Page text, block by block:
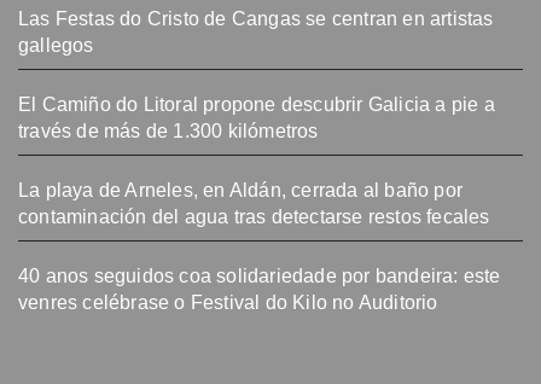
Las Festas do Cristo de Cangas se centran en artistas
gallegos
El Camiño do Litoral propone descubrir Galicia a pie a
través de más de 1.300 kilómetros
La playa de Arneles, en Aldán, cerrada al baño por
contaminación del agua tras detectarse restos fecales
40 anos seguidos coa solidariedade por bandeira: este
venres celébrase o Festival do Kilo no Auditorio